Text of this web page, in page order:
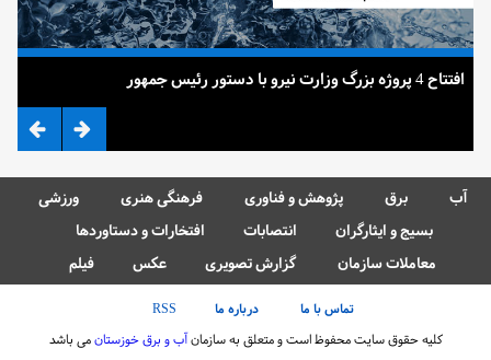
افتتاح 4 پروژه بزرگ وزارت نیرو با دستور رئیس جمهور
آب برق پژوهش و فناوری فرهنگی هنری
ورزشی
بسیج و ایثارگران
انتصابات
افتخارات و دستاوردها
معاملات سازمان
گزارش تصویری عکس فیلم
تماس با ما درباره ما
RSS
کلیه حقوق سایت محفوظ است و متعلق به سازمانآب و برق خوزستانمی باشد